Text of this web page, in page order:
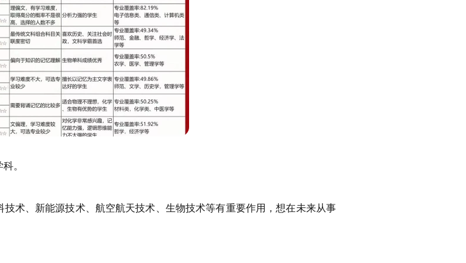
。
技术、新能源技术、航空航天技术、生物技术等有重要作用，想在未来从事